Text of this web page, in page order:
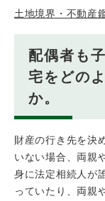
土地境界・不動産
配偶者も
宅をどの
か。
財産の行き先を決
いない場合、両親
身に法定相続人が
っていたり、両親